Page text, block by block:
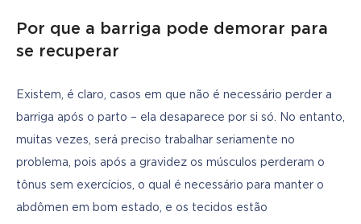
Por que a barriga pode demorar para
se recuperar
Existem, é claro, casos em que não é necessário perder a
barriga após o parto – ela desaparece por si só. No entanto,
muitas vezes, será preciso trabalhar seriamente no
problema, pois após a gravidez os músculos perderam o
tônus sem exercícios, o qual é necessário para manter o
abdômen em bom estado, e os tecidos estão